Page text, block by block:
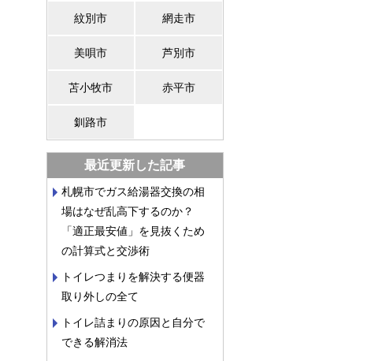
紋別市 網走市
美唄市 芦別市
苫小牧市 赤平市
釧路市
最近更新した記事
札幌市でガス給湯器交換の相
場はなぜ乱高下するのか？
「適正最安値」を見抜くため
の計算式と交渉術
トイレつまりを解決する便器
取り外しの全て
トイレ詰まりの原因と自分で
できる解消法